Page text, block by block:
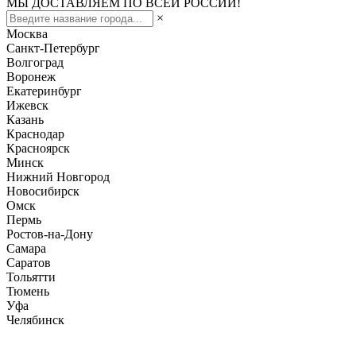
МЫ ДОСТАВЛЯЕМ ПО ВСЕЙ РОССИИ!
×
Москва
Санкт-Петербург
Волгоград
Воронеж
Екатеринбург
Ижевск
Казань
Краснодар
Красноярск
Минск
Нижний Новгород
Новосибирск
Омск
Пермь
Ростов-на-Дону
Самара
Саратов
Тольятти
Тюмень
Уфа
Челябинск